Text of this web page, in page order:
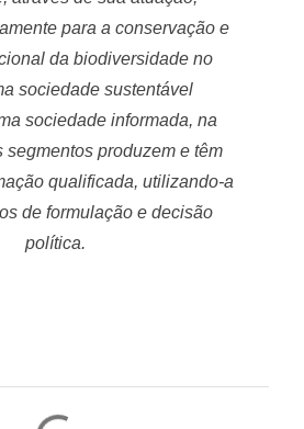
para a conservação e
da biodiversidade no
sociedade sustentável
sociedade informada, na
segmentos produzem e têm
qualificada, utilizando-a
de formulação e decisão
política.